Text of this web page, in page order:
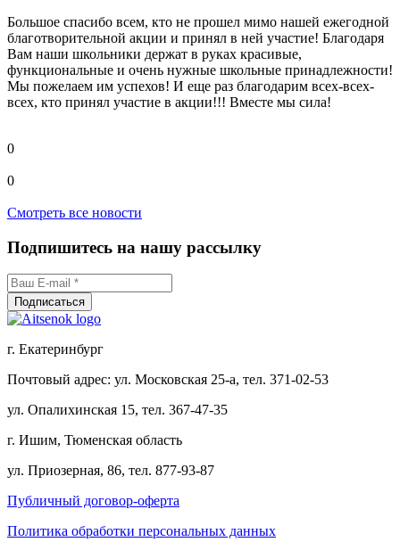
Большое спасибо всем, кто не прошел мимо нашей ежегодной
благотворительной акции и принял в ней участие! Благодаря
Вам наши школьники держат в руках красивые,
функциональные и очень нужные школьные принадлежности!
Мы пожелаем им успехов! И еще раз благодарим всех-всех-
всех, кто принял участие в акции!!! Вместе мы сила!
0
0
Смотреть все новости
Подпишитесь на нашу рассылку
г. Екатеринбург
Почтовый адрес: ул. Московская 25-а, тел. 371-02-53
ул. Опалихинская 15, тел. 367-47-35
г. Ишим, Тюменская область
ул. Приозерная, 86, тел. 877-93-87
Публичный договор-оферта
Политика обработки персональных данных